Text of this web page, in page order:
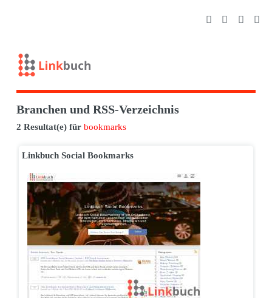
Branchen und RSS-Verzeichnis
2 Resultat(e) für bookmarks
Linkbuch Social Bookmarks